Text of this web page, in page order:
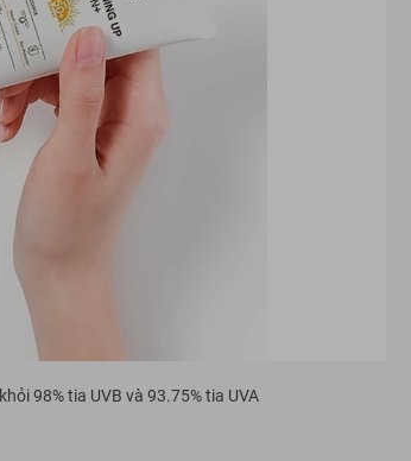
98% tia UVB và 93.75% tia UVA